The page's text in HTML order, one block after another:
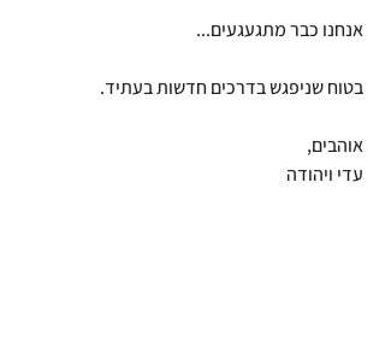
אנחנו כבר מתגעגעים...
בטוח שניפגש בדרכים חדשות בעתיד.
אוהבים,
עדי ויהודה